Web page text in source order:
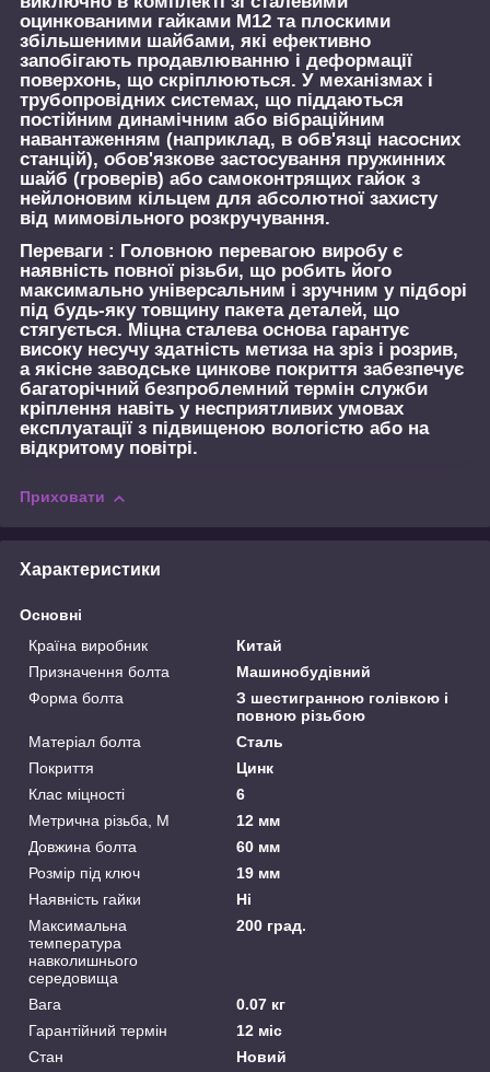
оцинкованими гайками М12 та плоскими
збільшеними шайбами, які ефективно
запобігають продавлюванню і деформації
поверхонь, що скріплюються. У механізмах і
трубопровідних системах, що піддаються
постійним динамічним або вібраційним
навантаженням (наприклад, в обв'язці насосних
станцій), обов'язкове застосування пружинних
шайб (гроверів) або самоконтрящих гайок з
нейлоновим кільцем для абсолютної захисту
від мимовільного розкручування.
Переваги : Головною перевагою виробу є
наявність повної різьби, що робить його
максимально універсальним і зручним у підборі
під будь-яку товщину пакета деталей, що
стягується. Міцна сталева основа гарантує
високу несучу здатність метиза на зріз і розрив,
а якісне заводське цинкове покриття забезпечує
багаторічний безпроблемний термін служби
кріплення навіть у несприятливих умовах
експлуатації з підвищеною вологістю або на
відкритому повітрі.
Приховати
Характеристики
Основні
Країна виробник
Китай
Призначення болта
Машинобудівний
Форма болта
З шестигранною голівкою і
повною різьбою
Матеріал болта
Сталь
Покриття
Цинк
Клас міцності
6
Метрична різьба, М
12 мм
Довжина болта
60 мм
Розмір під ключ
19 мм
Наявність гайки
Ні
Максимальна
температура
навколишнього
середовища
200 град.
Вага
0.07 кг
Гарантійний термін
12 міс
Стан
Новий